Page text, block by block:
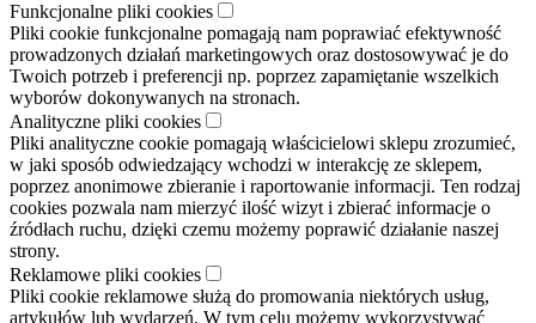
Funkcjonalne pliki cookies
Pliki cookie funkcjonalne pomagają nam poprawiać efektywność
prowadzonych działań marketingowych oraz dostosowywać je do
Twoich potrzeb i preferencji np. poprzez zapamiętanie wszelkich
wyborów dokonywanych na stronach.
Analityczne pliki cookies
Pliki analityczne cookie pomagają właścicielowi sklepu zrozumieć,
w jaki sposób odwiedzający wchodzi w interakcję ze sklepem,
poprzez anonimowe zbieranie i raportowanie informacji. Ten rodzaj
cookies pozwala nam mierzyć ilość wizyt i zbierać informacje o
źródłach ruchu, dzięki czemu możemy poprawić działanie naszej
strony.
Reklamowe pliki cookies
Pliki cookie reklamowe służą do promowania niektórych usług,
artykułów lub wydarzeń. W tym celu możemy wykorzystywać